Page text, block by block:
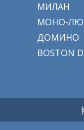
МИЛАН
МОНО-
ДОМИНО
BOSTON